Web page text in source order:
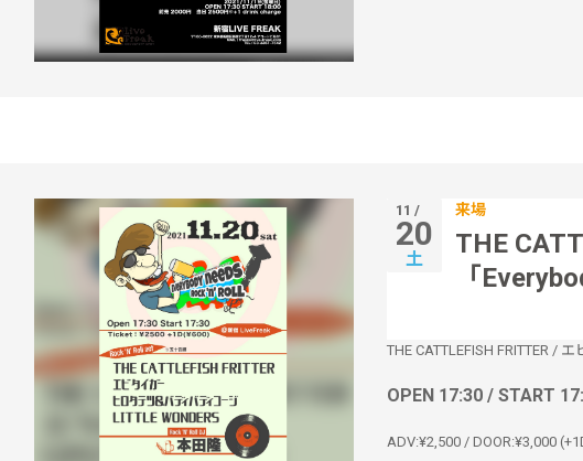
11 /
20
土
来場
THE
「
THE CATTLEFISH FRITTER / エ
OPEN 17:30 / START
ADV:¥2,500 / DOOR:¥3,000